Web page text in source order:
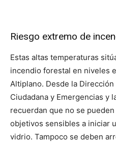
Riesgo extremo de
Estas altas temperaturas
incendio forestal en niveles
Altiplano. Desde la
Ciudadana y Emergencias y
recuerdan que no se
objetivos sensibles a iniciar
vidrio. Tampoco se deben